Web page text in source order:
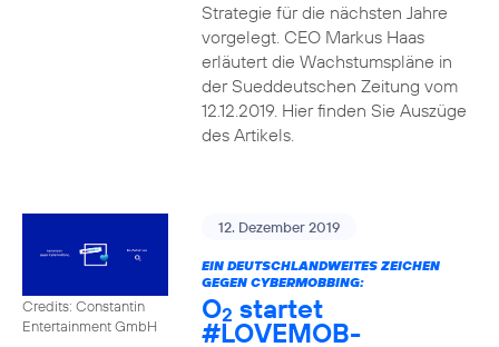
Strategie für die nächsten Jahre
vorgelegt. CEO Markus Haas
erläutert die Wachstumspläne in
der Sueddeutschen Zeitung vom
12.12.2019. Hier finden Sie Auszüge
des Artikels.
Credits: Constantin
Entertainment GmbH
12. Dezember 2019
EIN DEUTSCHLANDWEITES ZEICHEN
GEGEN CYBERMOBBING:
O2 startet
#LOVEMOB-